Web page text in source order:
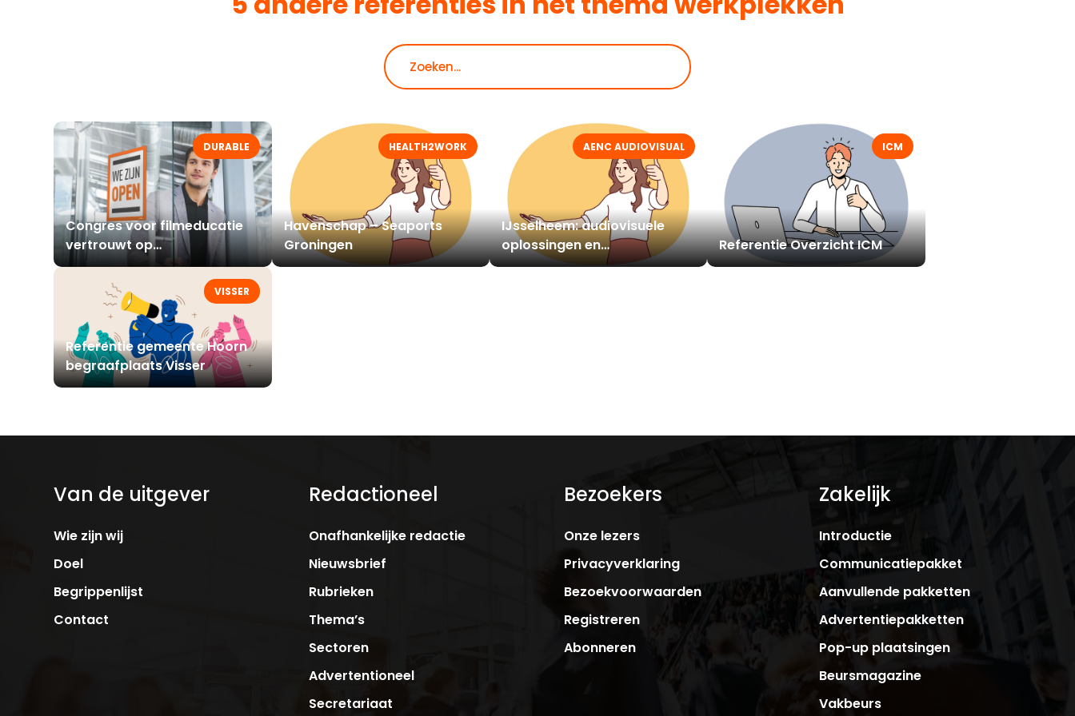
DURABLE
Congres voor filmeducatie
vertrouwt op
signageoplossingen van
DURABLE
HEALTH2WORK
Havenschap – Seaports
Groningen
AENC AUDIOVISUAL
IJsselheem: audiovisuele
oplossingen en
werkplekreservering
ICM
Referentie Overzicht ICM
VISSER
Referentie gemeente Hoorn
begraafplaats Visser
Van de uitgever
Wie zijn wij
Doel
Begrippenlijst
Contact
Redactioneel
Onafhankelijke redactie
Nieuwsbrief
Rubrieken
Thema’s
Sectoren
Advertentioneel
Secretariaat
Bezoekers
Onze lezers
Privacyverklaring
Bezoekvoorwaarden
Registreren
Abonneren
Zakelijk
Introductie
Communicatiepakket
Aanvullende pakketten
Advertentiepakketten
Pop-up plaatsingen
Beursmagazine
Vakbeurs